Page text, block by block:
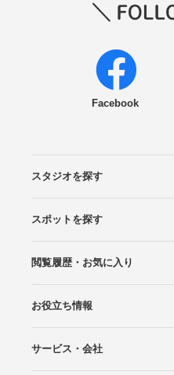
Facebook
スタジオを探す
エリアから探す
こだわりから探す
NEW PHOTO STYLE
プランから探す
フォトタイプ診断
フォトグラファーから探す
国内リゾートから探す
スポットを探す
ロケーションから探す
スタジオから探す
閲覧履歴・お気に入り
閲覧スタジオ
お気に入り
お役立ち情報
Wedding Photo マガジン
はじめてガイド
サービス・会社